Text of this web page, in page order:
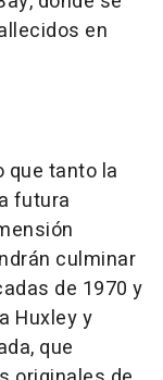
en
que tanto la
futura
culminar
de 1970 y
Huxley y
que